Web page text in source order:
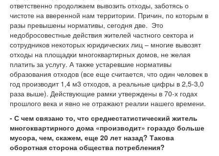
ответственно продолжаем вывозить отходы, заботясь о
чистоте на вверенной нам территории. Причин, по которым в
разы превышены нормативы, сегодня две. Это
недобросовестные действия жителей частного сектора и
сотрудников некоторых юридических лиц – многие вывозят
отходы на площадки многоквартирных домов, не желая
платить за услугу. А также устаревшие нормативы
образования отходов (все еще считается, что один человек в
год производит 1,4 м3 отходов, а реальные цифры в 2,5-3,0
раза выше). Действующие рамки утверждены в 70-х годах
прошлого века и явно не отражают реалии нашего времени.
- С чем связано то, что среднестатистический житель
многоквартирного дома «производит» гораздо больше
мусора, чем, скажем, еще 20 лет назад? Такова
оборотная сторона общества потребления?